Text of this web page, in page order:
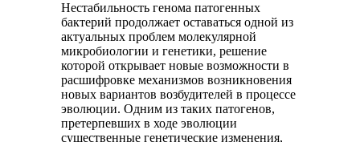
Нестабильность генома патогенных
бактерий продолжает оставаться одной из
актуальных проблем молекулярной
микробиологии и генетики, решение
которой открывает новые возможности в
расшифровке механизмов возникновения
новых вариантов возбудителей в процессе
эволюции. Одним из таких патогенов,
претерпевших в ходе эволюции
существенные генетические изменения,